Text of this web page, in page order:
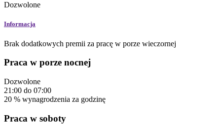
Dozwolone
Informacja
Brak dodatkowych premii za pracę w porze wieczornej
Praca w porze nocnej
Dozwolone
21:00 do 07:00
20 % wynagrodzenia za godzinę
Praca w soboty